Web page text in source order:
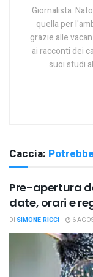
Giornalista.
quella per
grazie alle
ai racconti dei
suoi studi
Caccia:
Pre-apertura
date, orari e
DI SIMONE RICCI 6